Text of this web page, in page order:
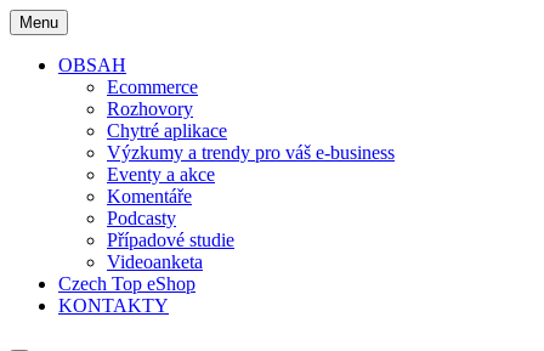
Skip
to
content
Menu
OBSAH
Ecommerce
Rozhovory
Chytré aplikace
Výzkumy a trendy pro váš e-business
Eventy a akce
Komentáře
Podcasty
Případové studie
Videoanketa
Czech Top eShop
KONTAKTY